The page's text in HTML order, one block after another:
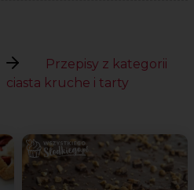
Przepisy z kategorii
ciasta kruche i tarty